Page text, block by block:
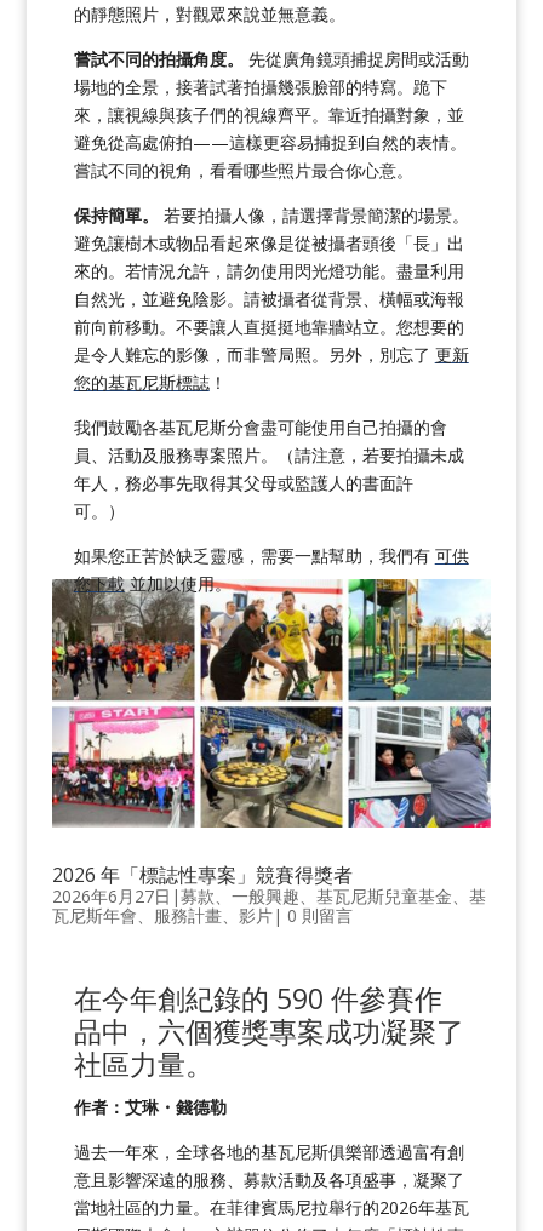
的靜態照片，對觀眾來說並無意義。
嘗試不同的拍攝角度。
先從廣角鏡頭捕捉房間或活動
場地的全景，接著試著拍攝幾張臉部的特寫。跪下
來，讓視線與孩子們的視線齊平。靠近拍攝對象，並
避免從高處俯拍——這樣更容易捕捉到自然的表情。
嘗試不同的視角，看看哪些照片最合你心意。
保持簡單。
若要拍攝人像，請選擇背景簡潔的場景。
避免讓樹木或物品看起來像是從被攝者頭後「長」出
來的。若情況允許，請勿使用閃光燈功能。盡量利用
自然光，並避免陰影。請被攝者從背景、橫幅或海報
前向前移動。不要讓人直挺挺地靠牆站立。您想要的
是令人難忘的影像，而非警局照。另外，別忘了 更新
您的基瓦尼斯標誌！
我們鼓勵各基瓦尼斯分會盡可能使用自己拍攝的會
員、活動及服務專案照片。（請注意，若要拍攝未成
年人，務必事先取得其父母或監護人的書面許
可。）
如果您正苦於缺乏靈感，需要一點幫助，我們有 可供
您下載並加以使用。
2026 年「標誌性專案」競賽得獎者
2026年6月27日 |募款 一般興趣 基瓦尼斯兒童基金
基
瓦尼斯年會
服務計畫、 影片| 0 則留言
在今年創紀錄的 590 件參賽作
品中，六個獲獎專案成功凝聚了
社區力量。
作者：艾琳・錢德勒
過去一年來，全球各地的基瓦尼斯俱樂部透過富有創
意且影響深遠的服務、募款活動及各項盛事，凝聚了
當地社區的力量。在菲律賓馬尼拉舉行的2026年基瓦